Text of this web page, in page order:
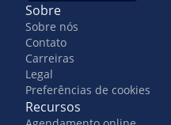
Sobre
Sobre nós
Contato
Carreiras
Legal
Preferências de cookies
Recursos